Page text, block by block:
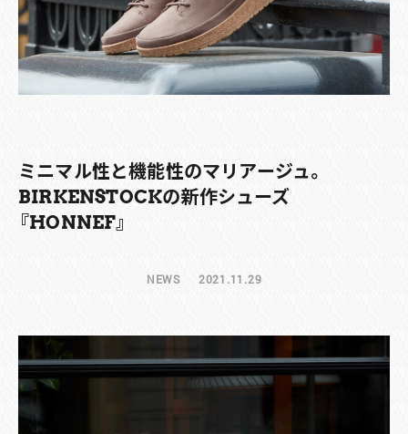
ミニマル性と機能性のマリアージュ。
BIRKENSTOCKの新作シューズ
『HONNEF』
NEWS 2021.11.29